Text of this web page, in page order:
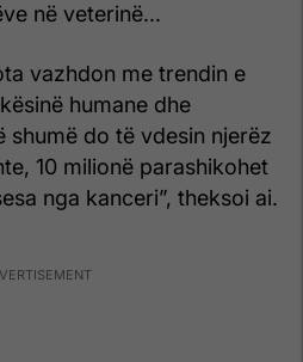
në veterinë...
vazhdon me trendin e
humane dhe
shumë do të vdesin njerëz
10 milionë parashikohet
nga kanceri”, theksoi ai.